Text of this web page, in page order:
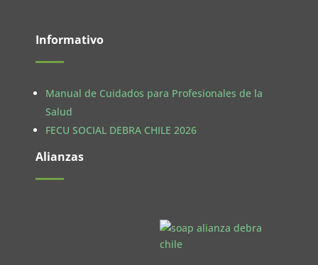
Informativo
Manual de Cuidados para Profesionales de la
Salud
FECU SOCIAL DEBRA CHILE 2026
Alianzas